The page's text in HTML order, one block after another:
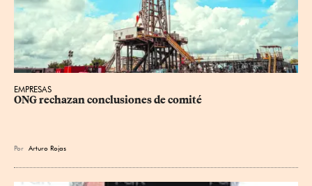
EMPRESAS
ONG rechazan conclusiones de comité
Por Arturo Rojas